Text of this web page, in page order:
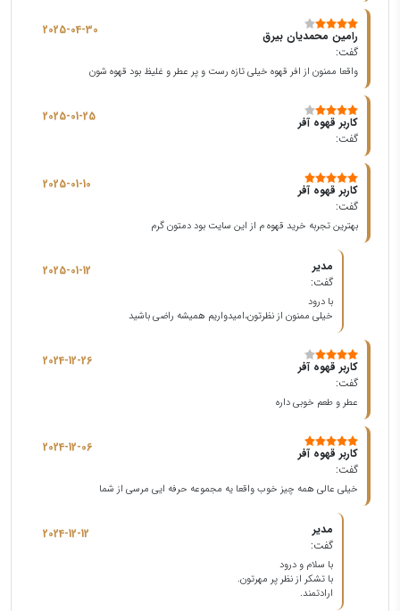
رامین محمدیان بیرق
گفت:
2025-04-30
واقعا ممنون از افر قهوه خیلی تازه رست و پر عطر و غلیظ بود قهوه شون
کاربر قهوه آفر
گفت:
2025-01-25
کاربر قهوه آفر
گفت:
2025-01-10
بهترین تجربه خرید قهوه م از این سایت بود دمتون گرم
مدیر
گفت:
2025-01-12
با درود
خیلی ممنون از نظرتون،امیدواریم همیشه راضی باشید
کاربر قهوه آفر
گفت:
2024-12-26
عطر و طعم خوبی داره
کاربر قهوه آفر
گفت:
2024-12-06
خیلی عالی همه چیز خوب واقعا یه مجموعه حرفه ایی مرسی از شما
مدیر
گفت:
2024-12-12
با سلام و درود
با تشکر از نظر پر مهرتون.
ارادتمند.